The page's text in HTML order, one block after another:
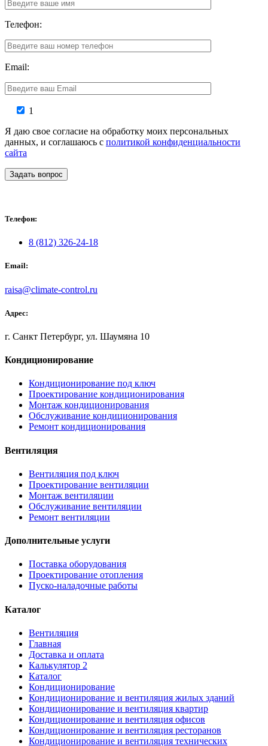
Телефон:
Email:
1
Я даю свое согласие на обработку моих персональных
данных, и соглашаюсь с политикой конфиденциальности
сайта
Задать вопрос
Телефон:
8 (812) 326-24-18
Email:
raisa@climate-control.ru
Адрес:
г. Санкт Петербург, ул. Шаумяна 10
Кондиционирование
Кондиционирование под ключ
Проектирование кондиционирования
Монтаж кондиционирования
Обслуживание кондиционирования
Ремонт кондиционирования
Вентиляция
Вентиляция под ключ
Проектирование вентиляции
Монтаж вентиляции
Обслуживание вентиляции
Ремонт вентиляции
Дополнительные услуги
Поставка оборудования
Проектирование отопления
Пуско-наладочные работы
Каталог
Вентиляция
Главная
Доставка и оплата
Калькулятор 2
Каталог
Кондиционирование
Кондиционирование и вентиляция жилых зданий
Кондиционирование и вентиляция квартир
Кондиционирование и вентиляция офисов
Кондиционирование и вентиляция ресторанов
Кондиционирование и вентиляция технических